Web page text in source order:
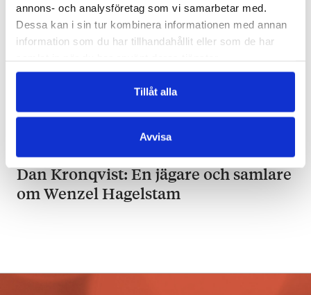
annons- och analysföretag som vi samarbetar med.
Dessa kan i sin tur kombinera informationen med annan
information som du har tillhandahållit eller som de har
Tillåt alla
Avvisa
DAN KRONQVIST 13.04.2023
Dan Kronqvist: En jägare och samlare
om Wenzel Hagelstam